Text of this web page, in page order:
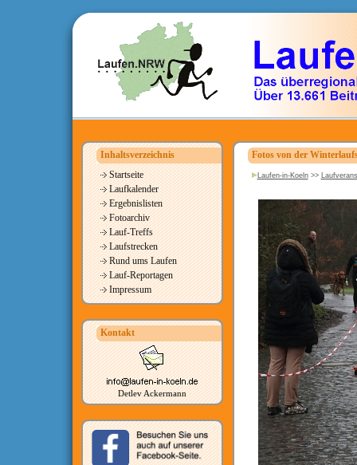
Inhaltsverzeichnis
Startseite
Laufkalender
Ergebnislisten
Fotoarchiv
Lauf-Treffs
Laufstrecken
Rund ums Laufen
Lauf-Reportagen
Impressum
Kontakt
Detlev Ackermann
Fotos von der
Laufen-in-Koeln>>